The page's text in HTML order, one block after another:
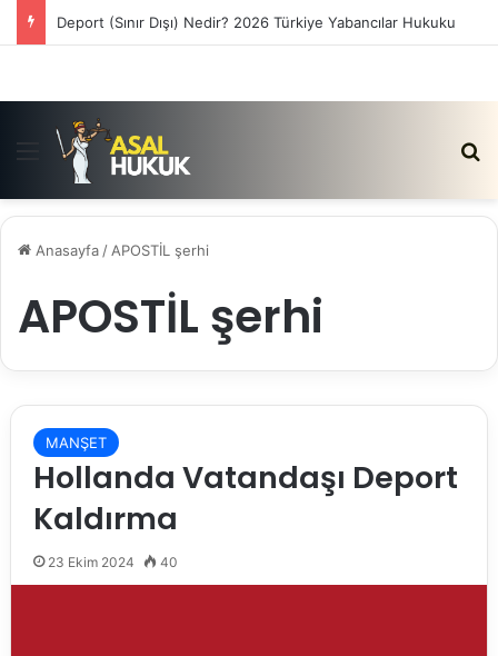
Deport (Sınır Dışı) Nedir? 2026 Türkiye Yabancılar Hukuku
Menü
Anasayfa / APOSTİL şerhi
APOSTİL şerhi
MANŞET
Hollanda Vatandaşı Deport
Kaldırma
23 Ekim 2024 40